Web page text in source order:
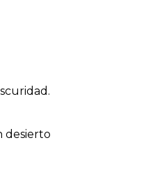
desierto